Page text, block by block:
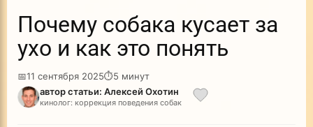
Почему собака кусает за
ухо и как это понять
📅11 сентября 2025⏱5 минут
автор статьи: Алексей Охотин
кинолог: коррекция поведения собак